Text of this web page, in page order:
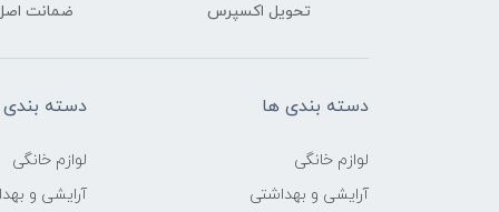
تحویل اکسپرس ضمانت
دسته بندی ها
لوازم خانگی
آرایشی و بهداشتی
دسته بندی
لوازم خانگی
آرایشی و